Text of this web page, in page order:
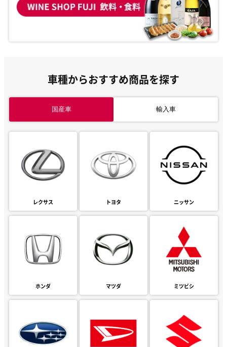
車種からおすすめ商品を探す
国産車 輸入車
レクサス トヨタ ニッサン
ホンダ マツダ ミツビシ